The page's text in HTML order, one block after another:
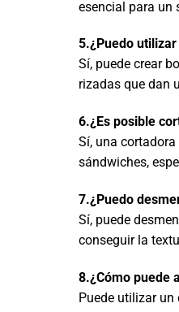
esencial para un
5.¿Puedo
Sí, puede crear
rizadas que dan
6.¿Es posible
Sí, una
sándwiches,
7.¿Puedo
Sí, puede
conseguir la
8.¿Cómo puede
Puede utilizar